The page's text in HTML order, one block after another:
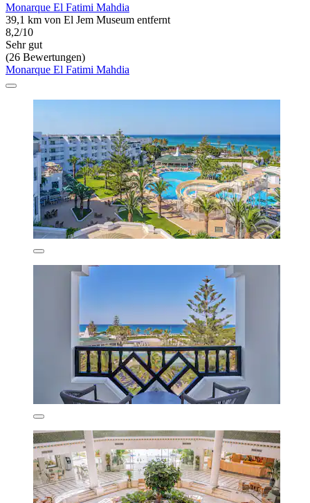
Monarque El Fatimi Mahdia
39,1 km von El Jem Museum entfernt
8,2/10
Sehr gut
(26 Bewertungen)
Monarque El Fatimi Mahdia